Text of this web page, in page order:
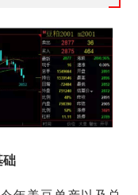
础